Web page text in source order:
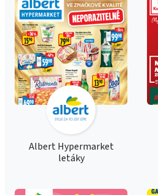
Albert Hypermarket
letáky